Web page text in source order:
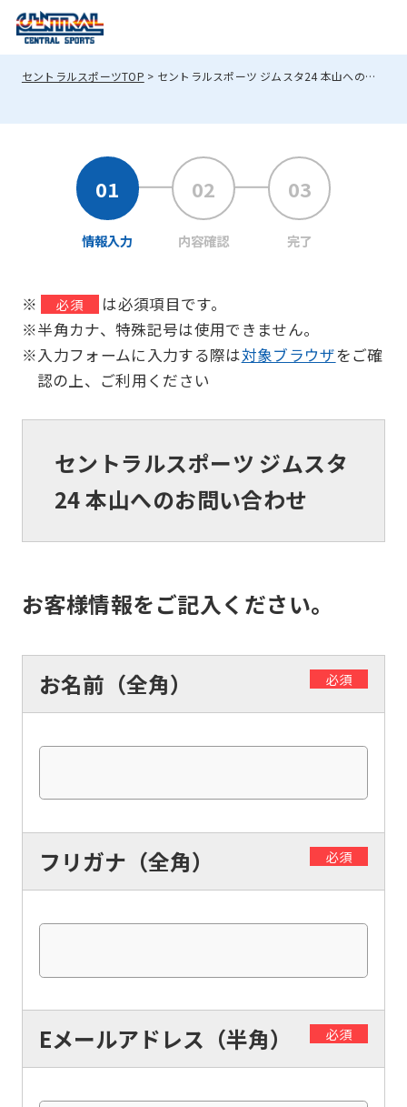
セントラルスポーツTOP セントラルスポーツ ジムスタ24 本山へのお問い合わせ
情報入力 内容確認 完了
※ 必須
は必須項目です。
※半角カナ、特殊記号は使用できません。
※入力フォームに入力する際は対象ブラウザをご確
認の上、ご利用ください
セントラルスポーツ ジムスタ
24 本山へのお問い合わせ
お客様情報をご記入ください。
お名前（全角） 必須
フリガナ（全角） 必須
Eメールアドレス（半角） 必須